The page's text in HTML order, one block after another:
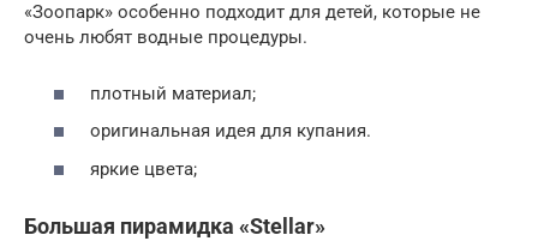
«Зоопарк» особенно подходит для детей, которые не
очень любят водные процедуры.
плотный материал;
оригинальная идея для купания.
яркие цвета;
Большая пирамидка «Stellar»